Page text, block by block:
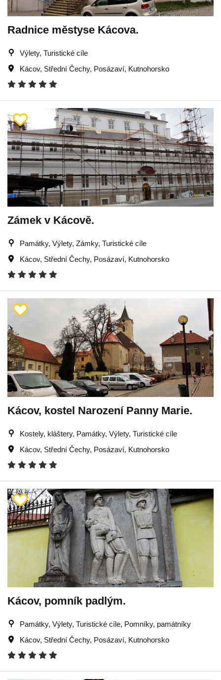
Radnice městyse Kácova.
Výlety, Turistické cíle
Kácov, Střední Čechy, Posázaví, Kutnohorsko
Zámek v Kácově.
Památky, Výlety, Zámky, Turistické cíle
Kácov, Střední Čechy, Posázaví, Kutnohorsko
Kácov, kostel Narození Panny Marie.
Kostely, kláštery, Památky, Výlety, Turistické cíle
Kácov, Střední Čechy, Posázaví, Kutnohorsko
Kácov, pomník padlým.
Památky, Výlety, Turistické cíle, Pomníky, památníky
Kácov, Střední Čechy, Posázaví, Kutnohorsko